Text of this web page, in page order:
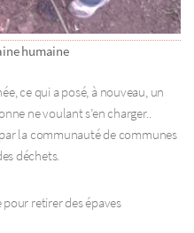
humaine
ce qui a posé, à nouveau, un
ne voulant s’en charger..
la communauté de communes
déchets.
retirer des épaves